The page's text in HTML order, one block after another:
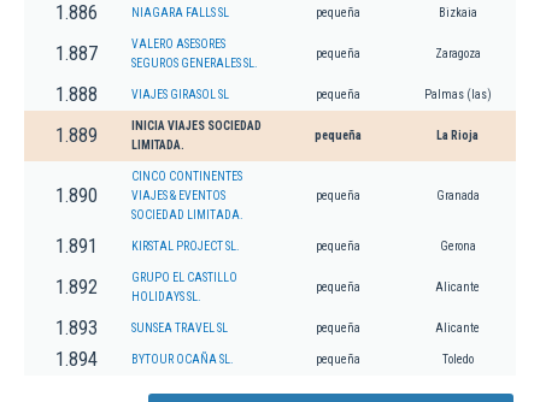
1.886 NIAGARA FALLS SL pequeña Bizkaia
1.887
VALERO ASESORES
SEGUROS GENERALES SL.
pequeña Zaragoza
1.888 VIAJES GIRASOL SL pequeña Palmas (las)
1.889
INICIA VIAJES SOCIEDAD
LIMITADA.
pequeña La Rioja
1.890
CINCO CONTINENTES
VIAJES & EVENTOS
SOCIEDAD LIMITADA.
pequeña Granada
1.891 KIRSTAL PROJECT SL. pequeña Gerona
1.892
GRUPO EL CASTILLO
HOLIDAYS SL.
pequeña Alicante
1.893 SUNSEA TRAVEL SL pequeña Alicante
1.894 BYTOUR OCAÑA SL. pequeña Toledo